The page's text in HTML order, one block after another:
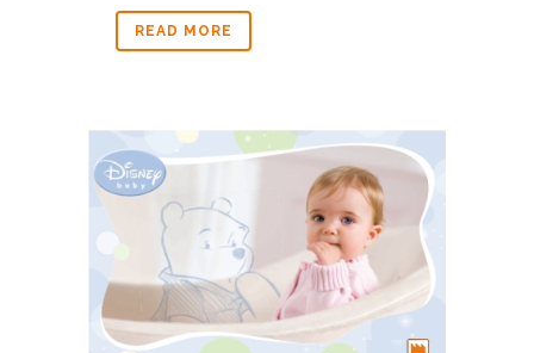
READ MORE